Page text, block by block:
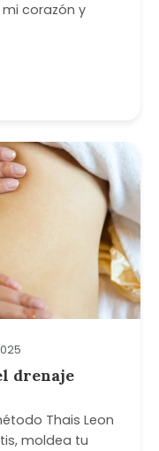
corazón y
drenaje
Thais Leon
moldea tu